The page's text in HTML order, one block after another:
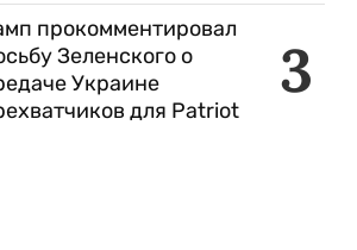
3
прокомментировал
Зеленского о
Украине
для Patriot